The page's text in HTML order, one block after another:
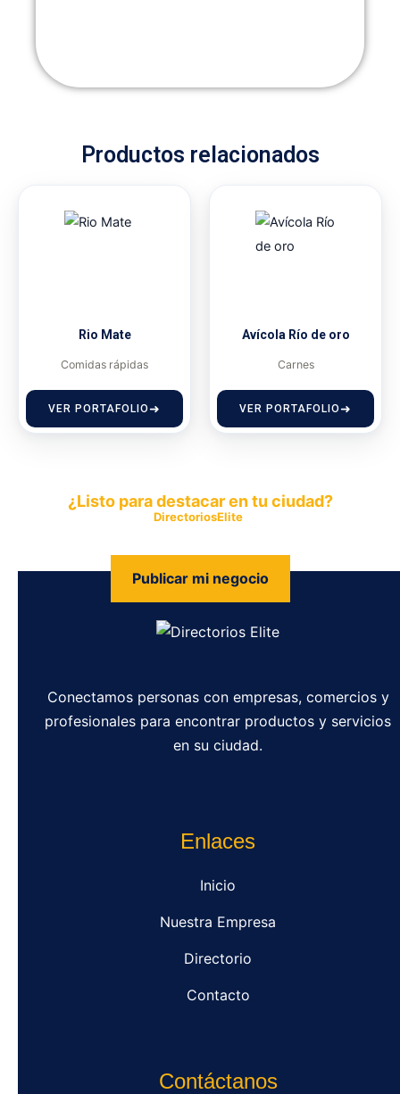
Productos relacionados
Rio Mate
Comidas rápidas
VER PORTAFOLIO
Avícola Río de oro
Carnes
VER PORTAFOLIO
¿Listo para destacar en tu ciudad?
DirectoriosElite
Publicar mi negocio
Conectamos personas con empresas, comercios y
profesionales para encontrar productos y servicios
en su ciudad.
Enlaces
Inicio
Nuestra Empresa
Directorio
Contacto
Contáctanos